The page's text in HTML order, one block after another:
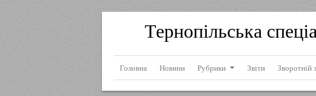
Тернопільська
Головна Новини Рубрики Звіти Зворотній